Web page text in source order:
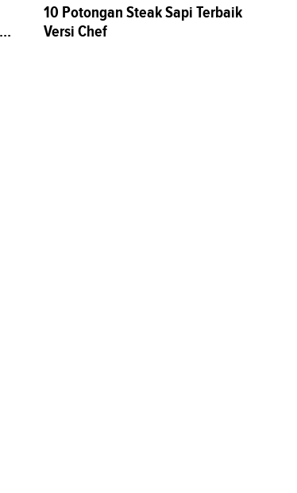
10 Potongan Steak Sapi Terbaik
Versi Chef